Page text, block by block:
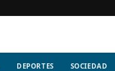
DEPORTES SOCIEDAD